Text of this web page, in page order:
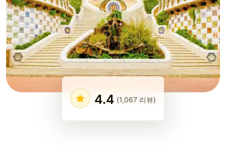
4.4 (1,067 리뷰)